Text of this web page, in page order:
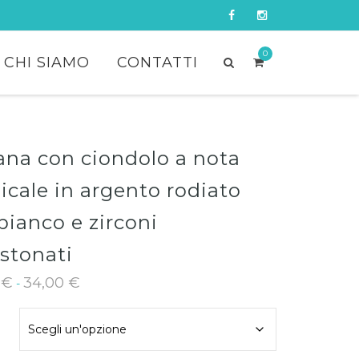
0
CHI SIAMO CONTATTI
con ciondolo a nota
in argento rodiato
e zirconi
€ - 34,00 €Fascia
da